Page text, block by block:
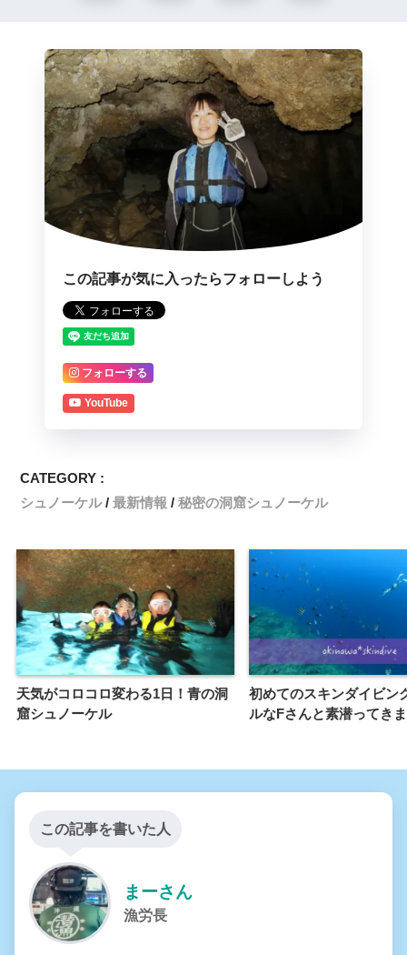
この記事が気に入ったらフォローしよう
フォローする
YouTube
CATEGORY :
シュノーケル
最新情報 秘密の洞窟シュノーケル
天気がコロコロ変わる1日！青の洞
窟シュノーケル
初めてのスキンダイビン
ルなFさんと素潜ってき
この記事を書いた人
まーさん
漁労長